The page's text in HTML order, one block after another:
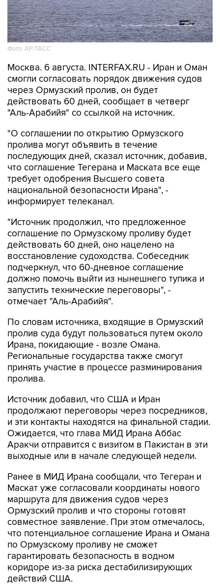
Фото: AP/ТАСС
Москва. 6 августа. INTERFAX.RU - Иран и Оман
смогли согласовать порядок движения судов
через Ормузский пролив, он будет
действовать 60 дней, сообщает в четверг
"Аль-Арабийя" со ссылкой на источник.
"О соглашении по открытию Ормузского
пролива могут объявить в течение
последующих дней, сказал источник, добавив,
что соглашение Тегерана и Маската все еще
требует одобрения Высшего совета
национальной безопасности Ирана", -
информирует телеканал.
"Источник продолжил, что предложенное
соглашение по Ормузскому проливу будет
действовать 60 дней, оно нацелено на
восстановление судоходства. Собеседник
подчеркнул, что 60-дневное соглашение
должно помочь выйти из нынешнего тупика и
запустить технические переговоры", -
отмечает "Аль-Арабийя".
По словам источника, входящие в Ормузский
пролив суда будут пользоваться путем около
Ирана, покидающие - возле Омана.
Региональные государства также смогут
принять участие в процессе разминирования
пролива.
Источник добавил, что США и Иран
продолжают переговоры через посредников,
и эти контакты находятся на финальной стадии.
Ожидается, что глава МИД Ирана Аббас
Аракчи отправится с визитом в Пакистан в эти
выходные или в начале следующей недели.
Ранее в МИД Ирана сообщали, что Тегеран и
Маскат уже согласовали координаты нового
маршрута для движения судов через
Ормузский пролив и что стороны готовят
совместное заявление. При этом отмечалось,
что потенциальное соглашение Ирана и Омана
по Ормузскому проливу не сможет
гарантировать безопасность в водном
коридоре из-за риска дестабилизирующих
действий США.